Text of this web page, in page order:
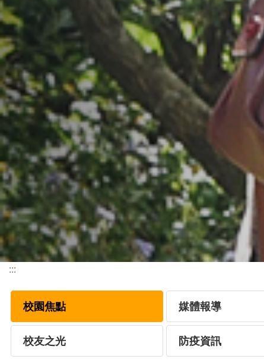
:::
校園焦點 媒體報導
校友之光 防疫資訊